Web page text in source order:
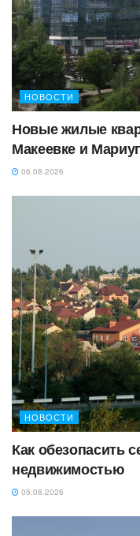
НОВОСТИ
Новые жилые
Макеевке и
06.08.2026
НОВОСТИ
Как обезопасить
недвижимостью
05.08.2026